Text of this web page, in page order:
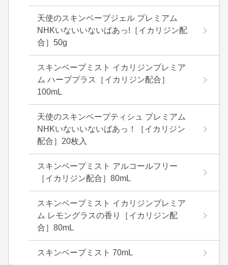
天使のスキンベープジェル プレミアム
NHKいないいないばあっ!［イカリジン配
合］50g
スキンベープミスト イカリジンプレミア
ム ハーブプラス［イカリジン配合］
100mL
天使のスキンベープティシュ プレミアム
NHKいないいないばあっ！［イカリジン
配合］20枚入
スキンベープミスト アルコールフリー
［イカリジン配合］80mL
スキンベープミスト イカリジンプレミア
ム レモングラスの香り［イカリジン配
合］80mL
スキンベープミスト 70mL